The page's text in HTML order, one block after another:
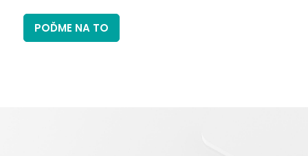
POĎME NA TO